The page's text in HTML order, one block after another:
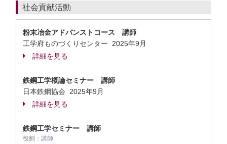
社会貢献活動
粉末冶金アドバンストコース 講師
工学府ものづくりセンター 2025年9月
詳細を見る
鉄鋼工学概論セミナー 講師
日本鉄鋼協会 2025年9月
詳細を見る
鉄鋼工学セミナー 講師
役割： 講師